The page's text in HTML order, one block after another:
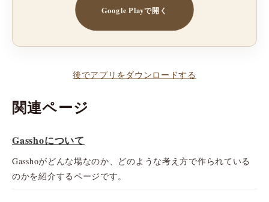
Google Playで開く
後でアプリをダウンロードする
関連ページ
Gasshoについて
Gasshoがどんな場なのか、どのような考え方で作られている
のかを紹介するページです。